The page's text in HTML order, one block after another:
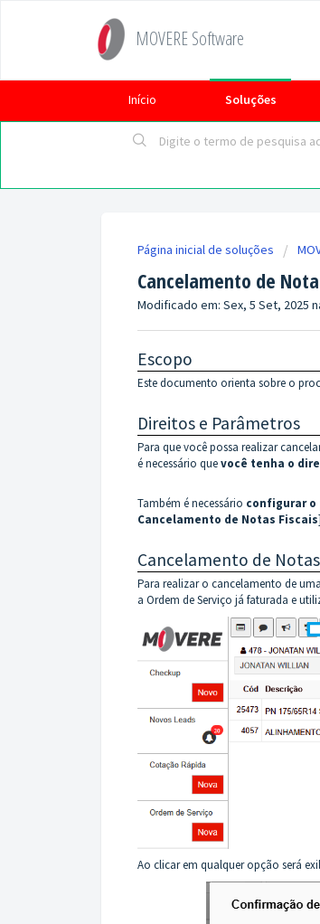
MOVERE Software
Início Soluções
Página inicial de soluções
Cancelamento de
Modificado em: Sex, 5 Set, 2025
Escopo
Este documento orienta sobre o
Direitos e Parâmetros
Para que você possa realizar
é necessário quevocê tenha o
Também é necessário configurar o
Cancelamento de Notas Fiscais
Cancelamento de Notas
Para realizar o cancelamento de
a Ordem de Serviço já faturada e
Ao clicar em qualquer opção será